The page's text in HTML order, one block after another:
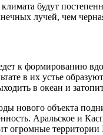
будут
лучей, чем
к формированию
в их устье
в океан и
нового объекта
Аральское и
огромные территории